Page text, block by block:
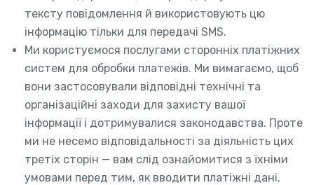
тексту повідомлення й використовують цю
інформацію тільки для передачі SMS.
Ми користуємося послугами сторонніх платіжних
систем для обробки платежів. Ми вимагаємо, щоб
вони застосовували відповідні технічні та
організаційні заходи для захисту вашої
інформації і дотримувалися законодавства. Проте
ми не несемо відповідальності за діяльність цих
третіх сторін — вам слід ознайомитися з їхніми
умовами перед тим, як вводити платіжні дані.